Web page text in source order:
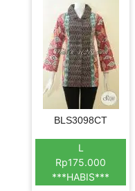
BLS3098CT
L
Rp175.000
***HABIS***